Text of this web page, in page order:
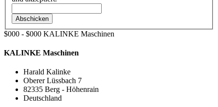
Abschicken
$000 - $000 KALINKE Maschinen
KALINKE Maschinen
Harald Kalinke
Oberer Lüssbach 7
82335 Berg - Höhenrain
Deutschland